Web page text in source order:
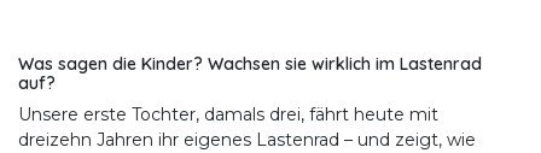
Was sagen die Kinder? Wachsen sie wirklich im Lastenrad
auf?
Unsere erste Tochter, damals drei, fährt heute mit
dreizehn Jahren ihr eigenes Lastenrad – und zeigt, wie